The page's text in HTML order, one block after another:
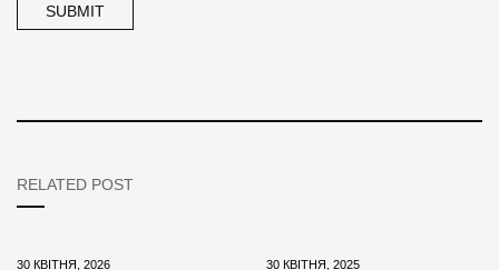
RELATED POST
30 КВІТНЯ, 2026 30 КВІТНЯ, 2025